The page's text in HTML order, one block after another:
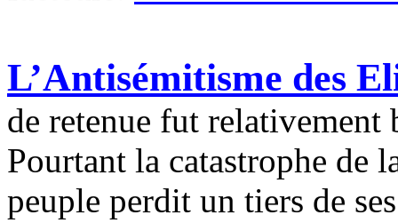
L’Antisémitisme des
de retenue fut relativement
Pourtant la catastrophe de
peuple perdit un tiers de